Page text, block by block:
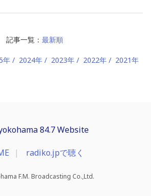
記事一覧： 最新順
年 2024年 2023年 2022年 2021年
84.7 Website
radiko.jpで聴く
F.M. Broadcasting Co.,Ltd.